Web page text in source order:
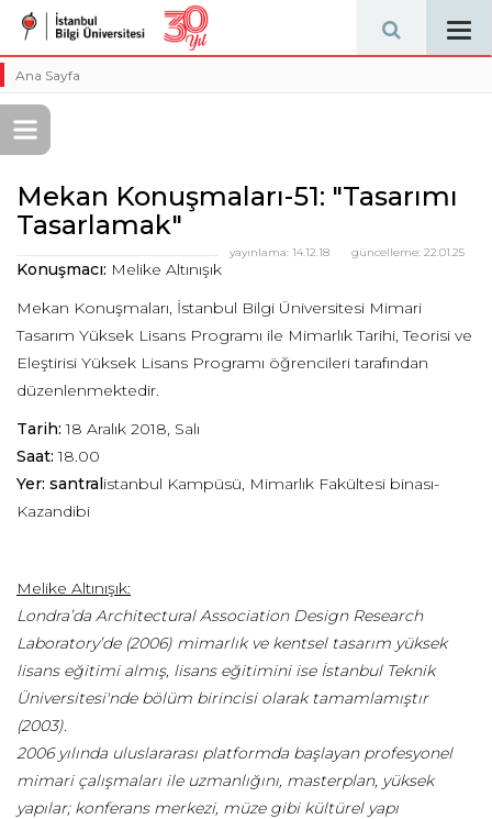
Ana Sayfa
Mekan Konuşmaları-51: "Tasarımı
Tasarlamak"
güncelleme: 22.01.25
yayınlama: 14.12.18
Konuşmacı: Melike Altınışık
Mekan Konuşmaları, İstanbul Bilgi Üniversitesi Mimari
Tasarım Yüksek Lisans Programı ile Mimarlık Tarihi, Teorisi ve
Eleştirisi Yüksek Lisans Programı öğrencileri tarafından
düzenlenmektedir.
Tarih:18 Aralık 2018, Salı
Saat:18.00
Yer: santralistanbul Kampüsü, Mimarlık Fakültesi binası-
Kazandibi
Melike Altınışık:
Londra’da Architectural Association Design Research
Laboratory’de (2006) mimarlık ve kentsel tasarım yüksek
lisans eğitimi almış, lisans eğitimini ise İstanbul Teknik
Üniversitesi'nde bölüm birincisi olarak tamamlamıştır
(2003).
2006 yılında uluslararası platformda başlayan profesyonel
mimari çalışmaları ile uzmanlığını, masterplan, yüksek
yapılar; konferans merkezi, müze gibi kültürel yapı